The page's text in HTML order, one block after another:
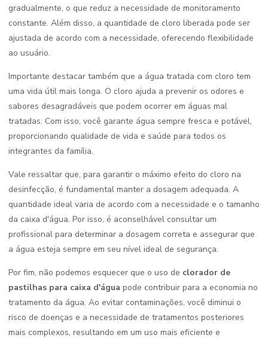
gradualmente, o que reduz a necessidade de monitoramento
constante. Além disso, a quantidade de cloro liberada pode ser
ajustada de acordo com a necessidade, oferecendo flexibilidade
ao usuário.
Importante destacar também que a água tratada com cloro tem
uma vida útil mais longa. O cloro ajuda a prevenir os odores e
sabores desagradáveis que podem ocorrer em águas mal
tratadas. Com isso, você garante água sempre fresca e potável,
proporcionando qualidade de vida e saúde para todos os
integrantes da família.
Vale ressaltar que, para garantir o máximo efeito do cloro na
desinfecção, é fundamental manter a dosagem adequada. A
quantidade ideal varia de acordo com a necessidade e o tamanho
da caixa d'água. Por isso, é aconselhável consultar um
profissional para determinar a dosagem correta e assegurar que
a água esteja sempre em seu nível ideal de segurança.
Por fim, não podemos esquecer que o uso de clorador de
pastilhas para caixa d'água pode contribuir para a economia no
tratamento da água. Ao evitar contaminações, você diminui o
risco de doenças e a necessidade de tratamentos posteriores
mais complexos, resultando em um uso mais eficiente e